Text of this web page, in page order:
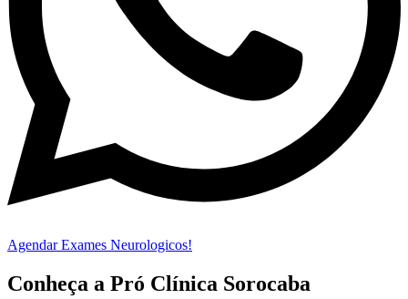
Agendar Exames Neurologicos!
Conheça a Pró Clínica Sorocaba